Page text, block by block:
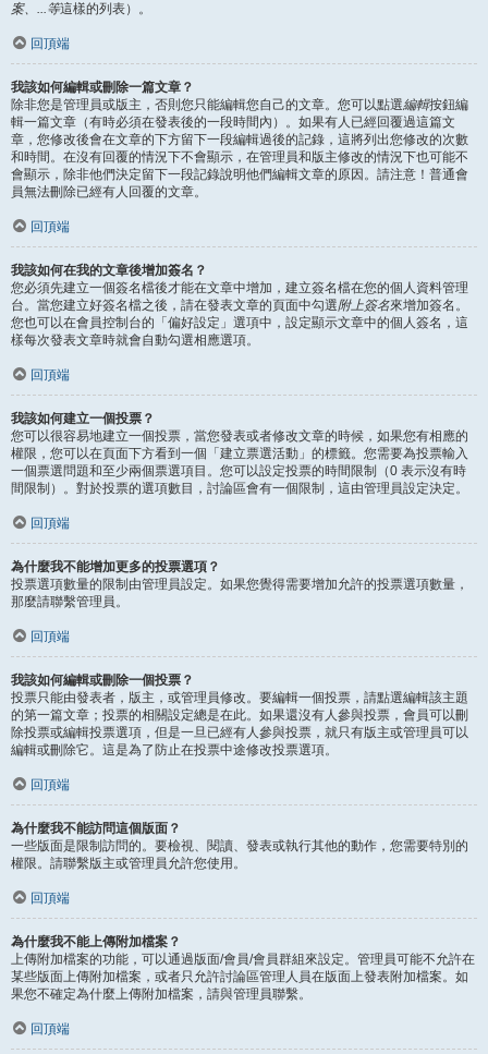
案、...等這樣的列表）。
回頂端
我該如何編輯或刪除一篇文章？
除非您是管理員或版主，否則您只能編輯您自己的文章。您可以點選編輯按鈕編
輯一篇文章（有時必須在發表後的一段時間內）。如果有人已經回覆過這篇文
章，您修改後會在文章的下方留下一段編輯過後的記錄，這將列出您修改的次數
和時間。在沒有回覆的情況下不會顯示，在管理員和版主修改的情況下也可能不
會顯示，除非他們決定留下一段記錄說明他們編輯文章的原因。請注意！普通會
員無法刪除已經有人回覆的文章。
回頂端
我該如何在我的文章後增加簽名？
您必須先建立一個簽名檔後才能在文章中增加，建立簽名檔在您的個人資料管理
台。當您建立好簽名檔之後，請在發表文章的頁面中勾選附上簽名來增加簽名。
您也可以在會員控制台的「偏好設定」選項中，設定顯示文章中的個人簽名，這
樣每次發表文章時就會自動勾選相應選項。
回頂端
我該如何建立一個投票？
您可以很容易地建立一個投票，當您發表或者修改文章的時候，如果您有相應的
權限，您可以在頁面下方看到一個「建立票選活動」的標籤。您需要為投票輸入
一個票選問題和至少兩個票選項目。您可以設定投票的時間限制（0 表示沒有時
間限制）。對於投票的選項數目，討論區會有一個限制，這由管理員設定決定。
回頂端
為什麼我不能增加更多的投票選項？
投票選項數量的限制由管理員設定。如果您覺得需要增加允許的投票選項數量，
那麼請聯繫管理員。
回頂端
我該如何編輯或刪除一個投票？
投票只能由發表者，版主，或管理員修改。要編輯一個投票，請點選編輯該主題
的第一篇文章；投票的相關設定總是在此。如果還沒有人參與投票，會員可以刪
除投票或編輯投票選項，但是一旦已經有人參與投票，就只有版主或管理員可以
編輯或刪除它。這是為了防止在投票中途修改投票選項。
回頂端
為什麼我不能訪問這個版面？
一些版面是限制訪問的。要檢視、閱讀、發表或執行其他的動作，您需要特別的
權限。請聯繫版主或管理員允許您使用。
回頂端
為什麼我不能上傳附加檔案？
上傳附加檔案的功能，可以通過版面/會員/會員群組來設定。管理員可能不允許在
某些版面上傳附加檔案，或者只允許討論區管理人員在版面上發表附加檔案。如
果您不確定為什麼上傳附加檔案，請與管理員聯繫。
回頂端